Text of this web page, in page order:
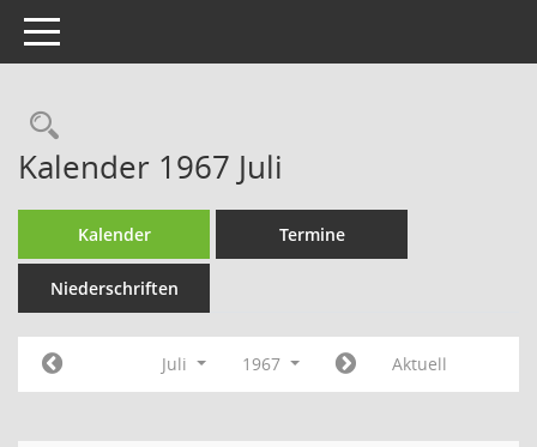
Toggle navigation
Rechercheauswahl
Kalender 1967 Juli
Kalender Termine
Niederschriften
Juli 1967 Aktuell